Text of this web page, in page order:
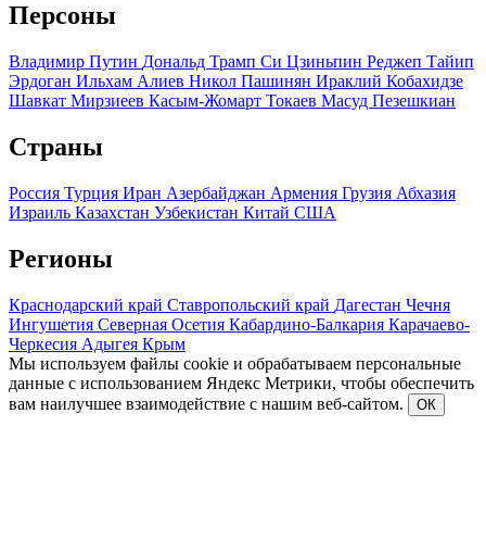
Персоны
Владимир Путин Дональд Трамп Си Цзиньпин Реджеп Тайип
Эрдоган Ильхам Алиев Никол Пашинян Ираклий Кобахидзе
Шавкат Мирзиеев Касым-Жомарт Токаев Масуд Пезешкиан
Страны
Россия Турция Иран Азербайджан Армения Грузия Абхазия
Израиль Казахстан Узбекистан Китай США
Регионы
Краснодарский край Ставропольский край Дагестан Чечня
Ингушетия Северная Осетия Кабардино-Балкария Карачаево-
Черкесия Адыгея Крым
Мы используем файлы cookie и обрабатываем персональные
данные с использованием Яндекс Метрики, чтобы обеспечить
вам наилучшее взаимодействие с нашим веб-сайтом.
ОК